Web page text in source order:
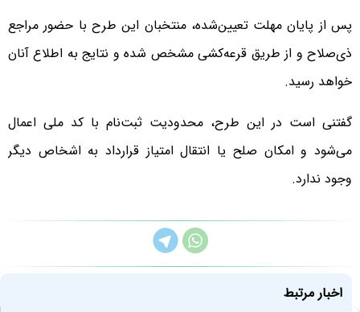
پس از پایان مهلت تعیین‌شده، منتخبان این طرح با حضور مراجع
ذی‌صلاح و از طریق قرعه‌کشی مشخص شده و نتایج به اطلاع آنان
خواهد رسید.
گفتنی است در این طرح، محدودیت ثبت‌نام با کد ملی اعمال
می‌شود و امکان صلح یا انتقال امتیاز قرارداد به اشخاص دیگر
وجود ندارد.
اخبار مرتبط